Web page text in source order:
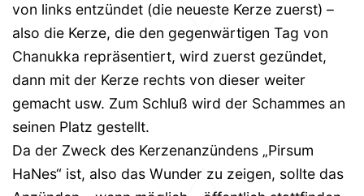
von links entzündet (die neueste Kerze zuerst) –
also die Kerze, die den gegenwärtigen Tag von
Chanukka repräsentiert, wird zuerst gezündet,
dann mit der Kerze rechts von dieser weiter
gemacht usw. Zum Schluß wird der Schammes an
seinen Platz gestellt.
Da der Zweck des Kerzenanzündens „Pirsum
HaNes“ ist, also das Wunder zu zeigen, sollte das